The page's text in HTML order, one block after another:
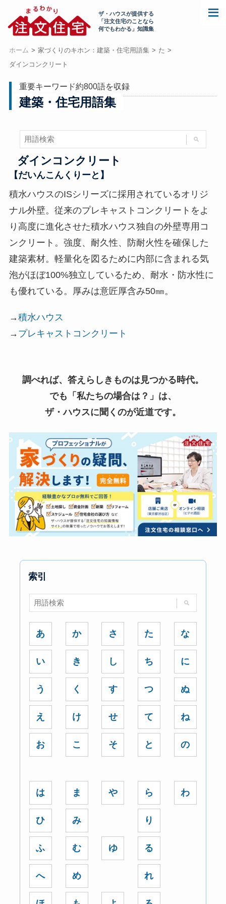
ザ・ハウスが提供する
「注文住宅のことなら
何でもわかる」知識集
ホーム 家づくりのキホン：建築・住宅用語集
た
ダインコンクリート
重要キーワード約800語を収録
建築・住宅用語集
ダインコンクリート
【だいんこんくりーと】
積水ハウスのISシリーズに採用されているオリジ
ナル外壁。従来のプレキャストコンクリートをよ
り高度に進化させた積水ハウス独自の外壁専用コ
ンクリート。強度、耐久性、防耐火性を確保した
建築素材。軽量化を図るために内部に含まれる気
泡がほぼ100%独立しているため、耐水・防水性に
も優れている。厚みは意匠厚含み50㎜。
→積水ハウス
→ プレキャストコンクリート
調べれば、答えらしきものは見つかる時代。
でも「私たちの場合は？」は、
ザ・ハウスに聞くのが近道です。
索引
あ
い
う
え
お
か
き
く
け
こ
さ
し
す
せ
そ
た
ち
つ
て
と
な
に
ぬ
ね
の
は
ひ
ふ
へ
ま
み
む
め
や
ゆ
ら
り
る
れ
わ